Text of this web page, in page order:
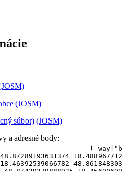
(JOSM)
súbor) (JOSM)
a adresné body: